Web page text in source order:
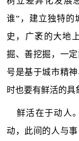
谁”，建立独特的
史，广袤的大地
掘、善挖掘，一
号是基于城市精
时也要有鲜活的具
鲜活在于动人
动，此间的人与